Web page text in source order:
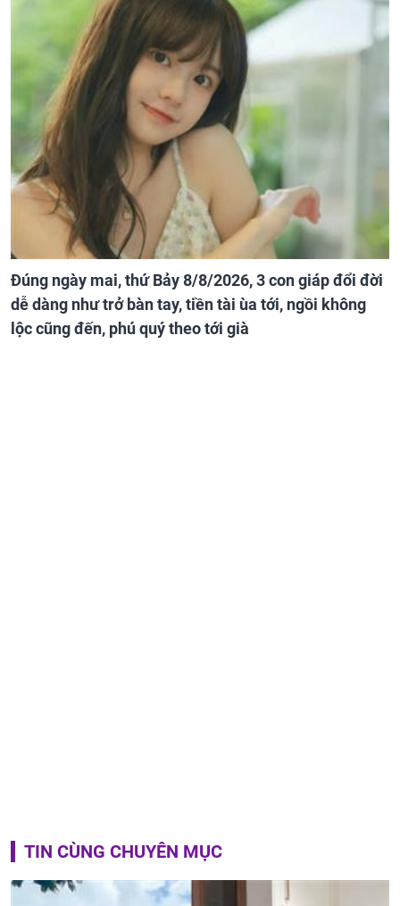
Đúng ngày mai, thứ Bảy 8/8/2026, 3 con giáp đổi đời
dễ dàng như trở bàn tay, tiền tài ùa tới, ngồi không
lộc cũng đến, phú quý theo tới già
TIN CÙNG CHUYÊN MỤC